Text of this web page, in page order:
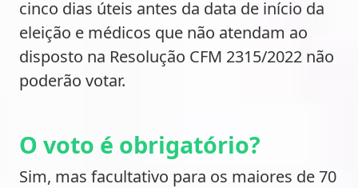
cinco dias úteis antes da data de início da
eleição e médicos que não atendam ao
disposto na Resolução CFM 2315/2022 não
poderão votar.
O voto é obrigatório?
Sim, mas facultativo para os maiores de 70